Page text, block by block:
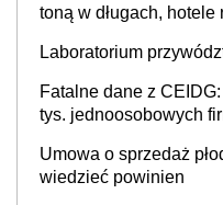
toną w długach,
Laboratorium
Fatalne dane z
tys. jednoosobowych
Umowa o sprzedaż
wiedzieć powinien